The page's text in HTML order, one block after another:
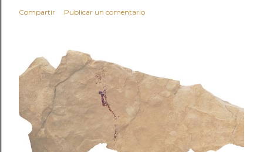
Compartir Publicar un comentario